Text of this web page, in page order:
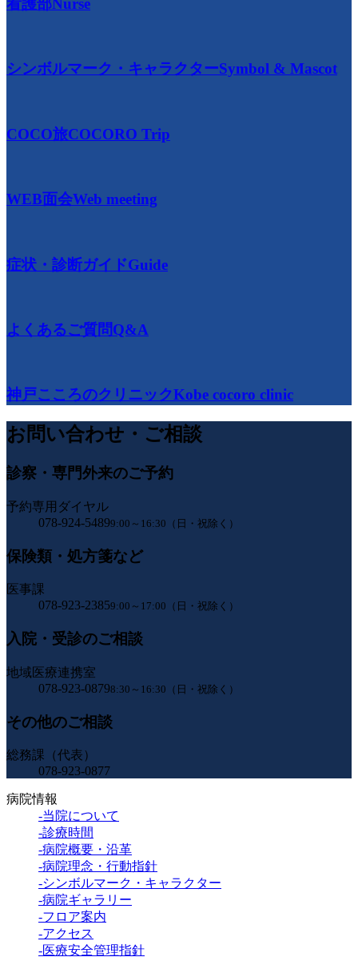
看護部Nurse
シンボルマーク・キャラクターSymbol & Mascot
COCO旅COCORO Trip
WEB面会Web meeting
症状・診断ガイドGuide
よくあるご質問Q&A
神戸こころのクリニックKobe cocoro clinic
お問い合わせ・ご相談
診察・専門外来のご予約
予約専用ダイヤル
078-924-54899:00～16:30（日・祝除く）
保険類・処方箋など
医事課
078-923-23859:00～17:00（日・祝除く）
入院・受診のご相談
地域医療連携室
078-923-08798:30～16:30（日・祝除く）
その他のご相談
総務課（代表）
078-923-0877
病院情報
-当院について
-診療時間
-病院概要・沿革
-病院理念・行動指針
-シンボルマーク・キャラクター
-病院ギャラリー
-フロア案内
-アクセス
-医療安全管理指針